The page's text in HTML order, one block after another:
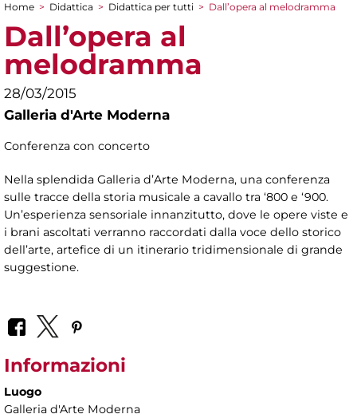
Tu sei qui
Home > Didattica > Didattica per tutti > Dall’opera al melodramma
Dall’opera al
melodramma
28/03/2015
Galleria d'Arte Moderna
Conferenza con concerto
Nella splendida Galleria d’Arte Moderna, una conferenza
sulle tracce della storia musicale a cavallo tra ‘800 e ‘900.
Un’esperienza sensoriale innanzitutto, dove le opere viste e
i brani ascoltati verranno raccordati dalla voce dello storico
dell’arte, artefice di un itinerario tridimensionale di grande
suggestione.
Informazioni
Luogo
Galleria d'Arte Moderna